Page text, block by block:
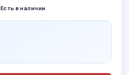
Есть в наличии